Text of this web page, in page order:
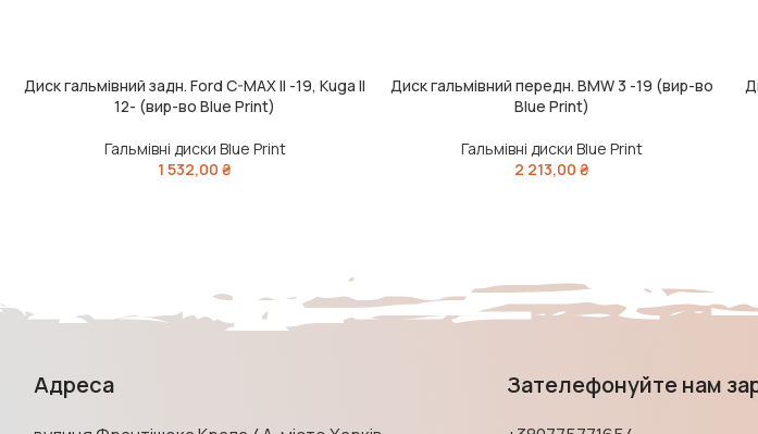
ДОДАТИ В КОШИК
Диск гальмівний задн. Ford C-MAX II -19, Kuga II
12- (вир-во Blue Print)
Гальмівні диски Blue Print
1 532,00₴
ДОДАТИ В КОШИК
Диск гальмівний передн. BMW 3 -19 (вир-во
Blue Print)
Гальмівні диски Blue Print
2 213,00₴
Адреса Зателефонуйте нам